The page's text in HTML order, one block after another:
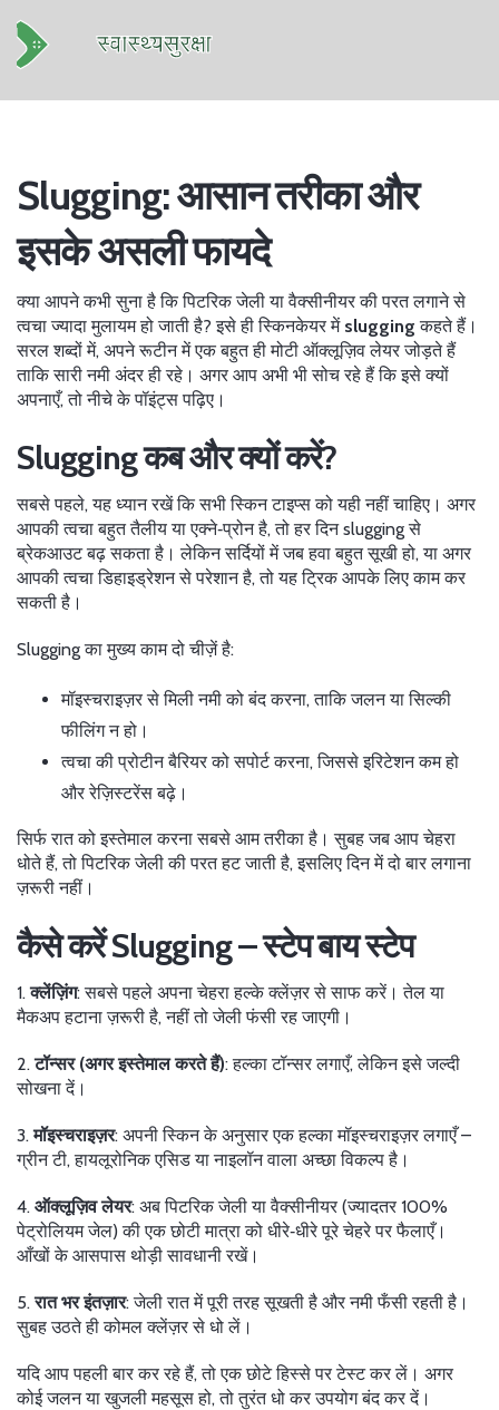
Slugging: आसान तरीका और
इसके असली फायदे
क्या आपने कभी सुना है कि पिटरिक जेली या वैक्सीनीयर की परत लगाने से
त्वचा ज्यादा मुलायम हो जाती है? इसे ही स्किनकेयर में slugging कहते हैं।
सरल शब्दों में, अपने रूटीन में एक बहुत ही मोटी ऑक्लूज़िव लेयर जोड़ते हैं
ताकि सारी नमी अंदर ही रहे। अगर आप अभी भी सोच रहे हैं कि इसे क्यों
अपनाएँ, तो नीचे के पॉइंट्स पढ़िए।
Slugging कब और क्यों करें?
सबसे पहले, यह ध्यान रखें कि सभी स्किन टाइप्स को यही नहीं चाहिए। अगर
आपकी त्वचा बहुत तैलीय या एक्ने‑प्रोन है, तो हर दिन slugging से
ब्रेकआउट बढ़ सकता है। लेकिन सर्दियों में जब हवा बहुत सूखी हो, या अगर
आपकी त्वचा डिहाइड्रेशन से परेशान है, तो यह ट्रिक आपके लिए काम कर
सकती है।
Slugging का मुख्य काम दो चीज़ें है:
मॉइस्चराइज़र से मिली नमी को बंद करना, ताकि जलन या सिल्की
फीलिंग न हो।
त्वचा की प्रोटीन बैरियर को सपोर्ट करना, जिससे इरिटेशन कम हो
और रेज़िस्टरेंस बढ़े।
सिर्फ रात को इस्तेमाल करना सबसे आम तरीका है। सुबह जब आप चेहरा
धोते हैं, तो पिटरिक जेली की परत हट जाती है, इसलिए दिन में दो बार लगाना
ज़रूरी नहीं।
कैसे करें Slugging – स्टेप बाय स्टेप
1.क्लेंज़िंग: सबसे पहले अपना चेहरा हल्के क्लेंज़र से साफ करें। तेल या
मैकअप हटाना ज़रूरी है, नहीं तो जेली फंसी रह जाएगी।
2.टॉन्सर (अगर इस्तेमाल करते हैं): हल्का टॉन्सर लगाएँ, लेकिन इसे जल्दी
सोखना दें।
3.मॉइस्चराइज़र: अपनी स्किन के अनुसार एक हल्का मॉइस्चराइज़र लगाएँ –
ग्रीन टी, हायलूरोनिक एसिड या नाइलॉन वाला अच्छा विकल्प है।
4. ऑक्लूज़िव लेयर: अब पिटरिक जेली या वैक्सीनीयर (ज्यादतर 100%
पेट्रोलियम जेल) की एक छोटी मात्रा को धीरे‑धीरे पूरे चेहरे पर फैलाएँ।
आँखों के आसपास थोड़ी सावधानी रखें।
5.रात भर इंतज़ार: जेली रात में पूरी तरह सूखती है और नमी फँसी रहती है।
सुबह उठते ही कोमल क्लेंज़र से धो लें।
यदि आप पहली बार कर रहे हैं, तो एक छोटे हिस्से पर टेस्ट कर लें। अगर
कोई जलन या खुजली महसूस हो, तो तुरंत धो कर उपयोग बंद कर दें।